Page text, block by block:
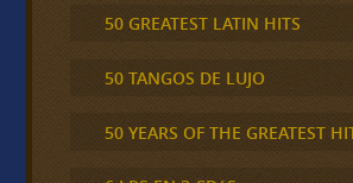
50 GREATEST LATIN HITS
50 TANGOS DE LUJO
50 YEARS OF THE GREATEST